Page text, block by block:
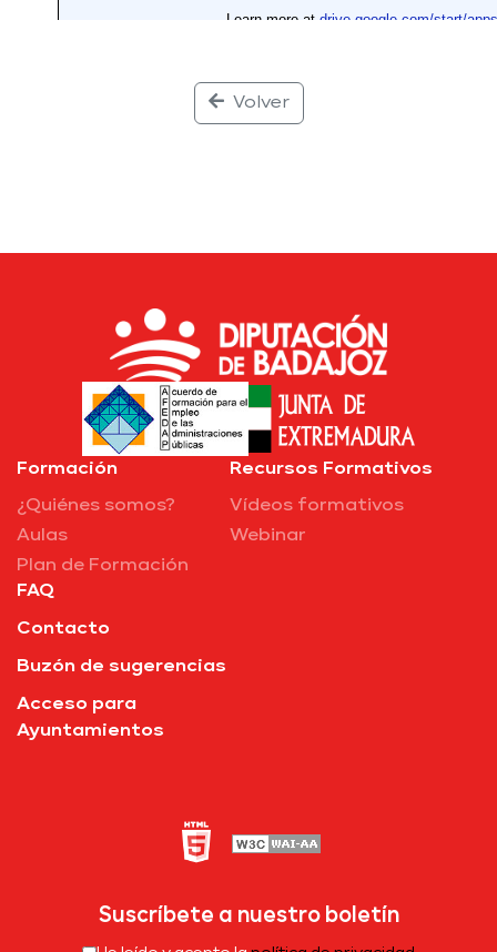
Volver
Formación
¿Quiénes somos?
Aulas
Plan de Formación
Recursos Formativos
Vídeos formativos
Webinar
FAQ
Contacto
Buzón de sugerencias
Acceso para
Ayuntamientos
Suscríbete a nuestro boletín